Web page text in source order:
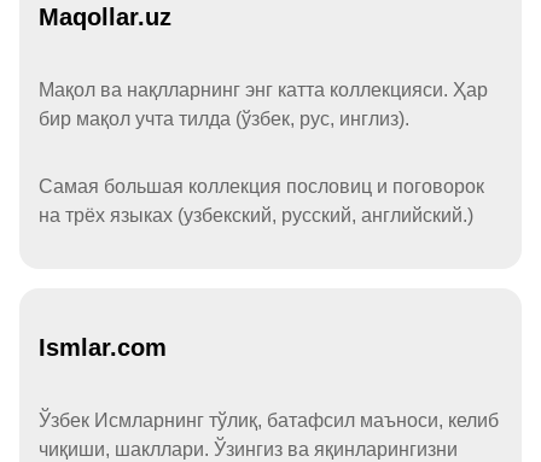
Maqollar.uz
Мақол ва нақлларнинг энг катта коллекцияси. Ҳар
бир мақол учта тилда (ўзбек, рус, инглиз).
Самая большая коллекция пословиц и поговорок
на трёх языках (узбекский, русский, английский.)
Ismlar.com
Ўзбек Исмларнинг тўлиқ, батафсил маъноси, келиб
чиқиши, шакллари. Ўзингиз ва яқинларингизни